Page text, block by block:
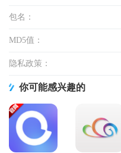
包名：
MD5值：
隐私政策：
你可能感兴趣的